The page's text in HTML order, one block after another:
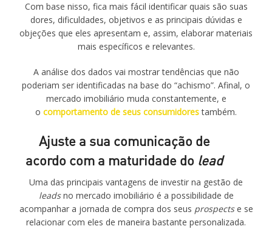
Com base nisso, fica mais fácil identificar quais são suas
dores, dificuldades, objetivos e as principais dúvidas e
objeções que eles apresentam e, assim, elaborar materiais
mais específicos e relevantes.
A análise dos dados vai mostrar tendências que não
poderiam ser identificadas na base do “achismo”. Afinal, o
mercado imobiliário muda constantemente, e
o comportamento de seus consumidorestambém.
Ajuste a sua comunicação de
acordo com a maturidade do lead
Uma das principais vantagens de investir na gestão de
leadsno mercado imobiliário é a possibilidade de
acompanhar a jornada de compra dos seus prospectse se
relacionar com eles de maneira bastante personalizada.